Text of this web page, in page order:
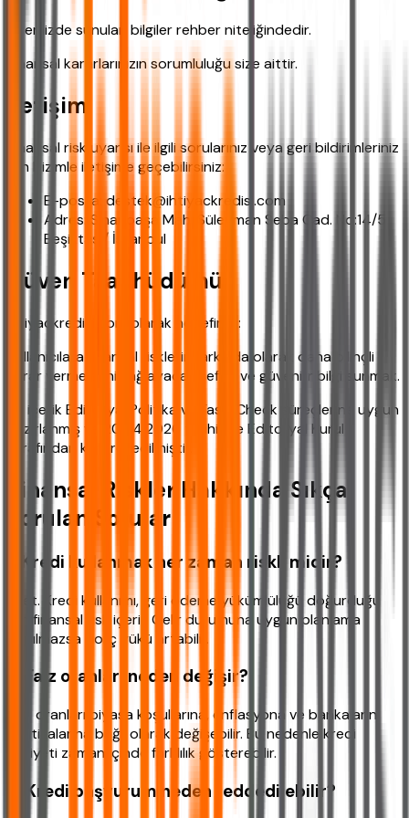
Sitemizde sunulan bilgiler rehber niteliğindedir.
Finansal kararlarınızın sorumluluğu size aittir.
İletişim
Finansal risk uyarısı ile ilgili sorularınız veya geri bildirimleriniz
için bizimle iletişime geçebilirsiniz:
E-posta: destek@ihtiyackredisi.com
Adres: Sinanpaşa Mah. Süleyman Seba Cad. No:14/5
Beşiktaş / İstanbul
Güven Taahhüdümüz
ihtiyackredisi.com olarak hedefimiz:
Kullanıcılara finansal risklerin farkında olarak daha bilinçli
karar vermelerini sağlayacak şeffaf ve güvenilir bilgi sunmak.
Bu içerik Editoryal Politika ve Fast-Check süreçlerine uygun
hazırlanmış ve 20.04.2026 tarihinde Editoryal Kurul
tarafından kontrol edilmiştir.
Finansal Riskler Hakkında Sıkça
Sorulan Sorular
Kredi kullanmak her zaman riskli midir?
Evet. Kredi kullanımı, geri ödeme yükümlülüğü doğurduğu
için finansal risk içerir. Gelir durumuna uygun planlama
yapılmazsa borç yükü artabilir.
Faiz oranları neden değişir?
Faiz oranları piyasa koşullarına, enflasyona ve bankaların
politikalarına bağlı olarak değişebilir. Bu nedenle kredi
maliyeti zaman içinde farklılık gösterebilir.
Kredi başvurum neden reddedilebilir?